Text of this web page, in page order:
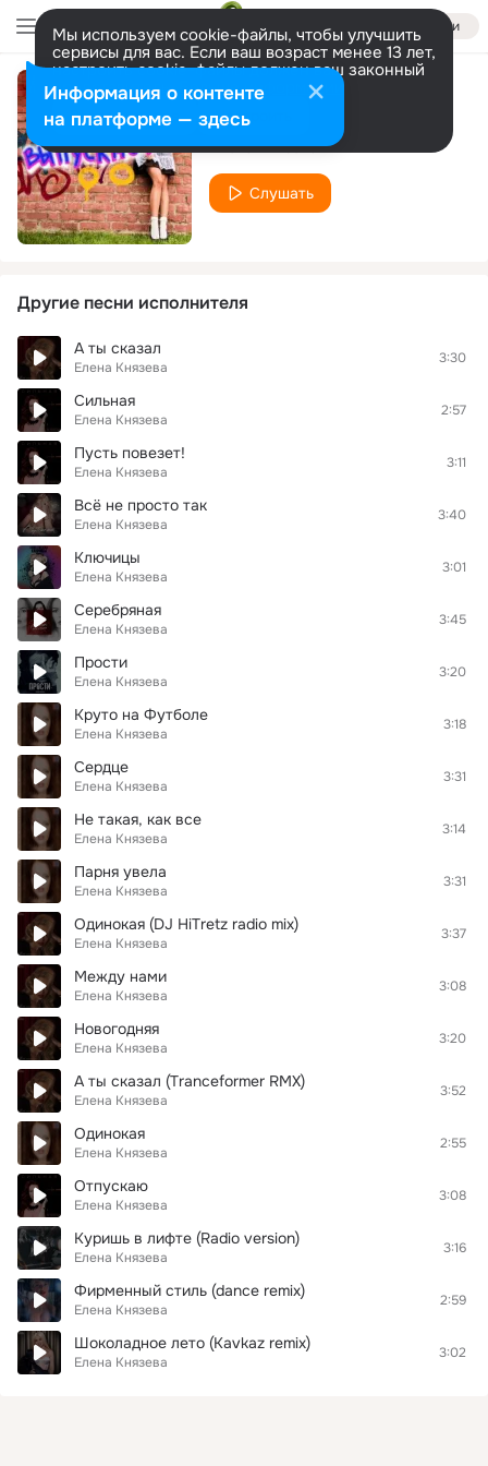
Войти
Мы используем cookie-файлы, чтобы улучшить
сервисы для вас. Если ваш возраст менее 13 лет,
настроить cookie-файлы должен ваш законный
представитель. Больше информации
Разрешить все Настроить
Выпускной
Елена Князева
Слушать
Другие песни исполнителя
А ты сказал
Елена Князева
3:30
Сильная
Елена Князева
2:57
Пусть повезет!
Елена Князева
3:11
Всё не просто так
Елена Князева
3:40
Ключицы
Елена Князева
3:01
Серебряная
Елена Князева
3:45
Прости
Елена Князева
3:20
Круто на Футболе
Елена Князева
3:18
Сердце
Елена Князева
3:31
Не такая, как все
Елена Князева
3:14
Парня увела
Елена Князева
3:31
Одинокая (DJ HiTretz radio mix)
Елена Князева
3:37
Между нами
Елена Князева
3:08
Новогодняя
Елена Князева
3:20
А ты сказал (Tranceformer RMX)
Елена Князева
3:52
Одинокая
Елена Князева
2:55
Отпускаю
Елена Князева
3:08
Куришь в лифте (Radio version)
Елена Князева
3:16
Фирменный стиль (dance remix)
Елена Князева
2:59
Шоколадное лето (Kavkaz remix)
Елена Князева
3:02
Информация о контенте
на платформе — здесь